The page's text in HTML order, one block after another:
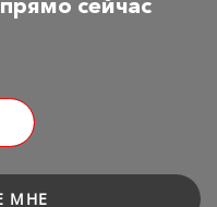
сейчас
МНЕ